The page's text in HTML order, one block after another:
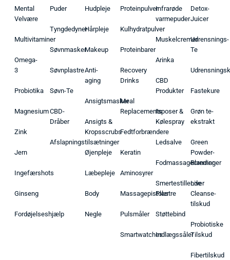
Mental
Velvære
Multivitaminer
Omega-
3
Probiotika
Magnesium
Zink
Jern
Ingefærshots
Ginseng
Fordøjelseshjælp
Puder
Tyngdedyner
Søvnmasker
Søvnplastre
Søvn-Te
CBD-
Dråber
Afslapningstilsætninger
Hudpleje
Hårpleje
Makeup
Anti-
aging
Ansigtsmasker
Ansigts &
Kropsscrubs
Øjenpleje
Læbepleje
Body
Negle
Proteinpulver
Kulhydratpulver
Proteinbarer
Recovery
Drinks
Meal
Replacements
Fedtforbrændere
Keratin
Aminosyrer
Massagepistoler
Pulsmåler
Smartwatches
Infrarøde
varmepuder
Muskelcremer
Arinka
CBD
Produkter
Isposer &
Kølespray
Ledsalve
Fodmassagecremer
Smertestillende
Plastre
Støttebind
Indlægssåler
Detox-
Juicer
Udrensnings-
Te
Fastekure
Grøn te-
ekstrakt
Green
Powder-
Blandinger
Liver
Cleanse-
tilskud
Probiotiske
Tilskud
Fibertilskud